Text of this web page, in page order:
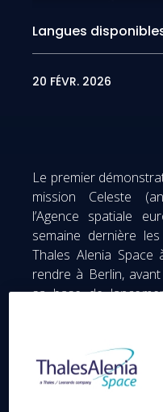
Langues
20 FÉVR. 2026
Le premier
mission Celeste
l’Agence spatiale
semaine dernière
Thales Alenia Space
rendre à Berlin,
sa base de
départ marque
satellite de prochaine
Les systèmes